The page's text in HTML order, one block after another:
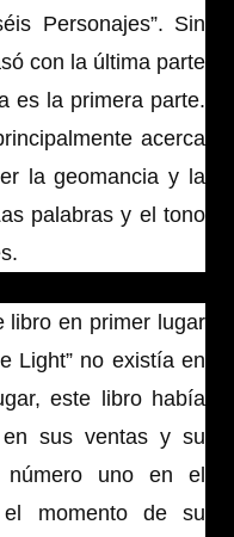
Personajes”. Sin
con la última parte
es la primera parte.
acerca
la geomancia y la
palabras y el tono
libro en primer lugar
Light” no existía en
este libro había
sus ventas y su
número uno en el
momento de su